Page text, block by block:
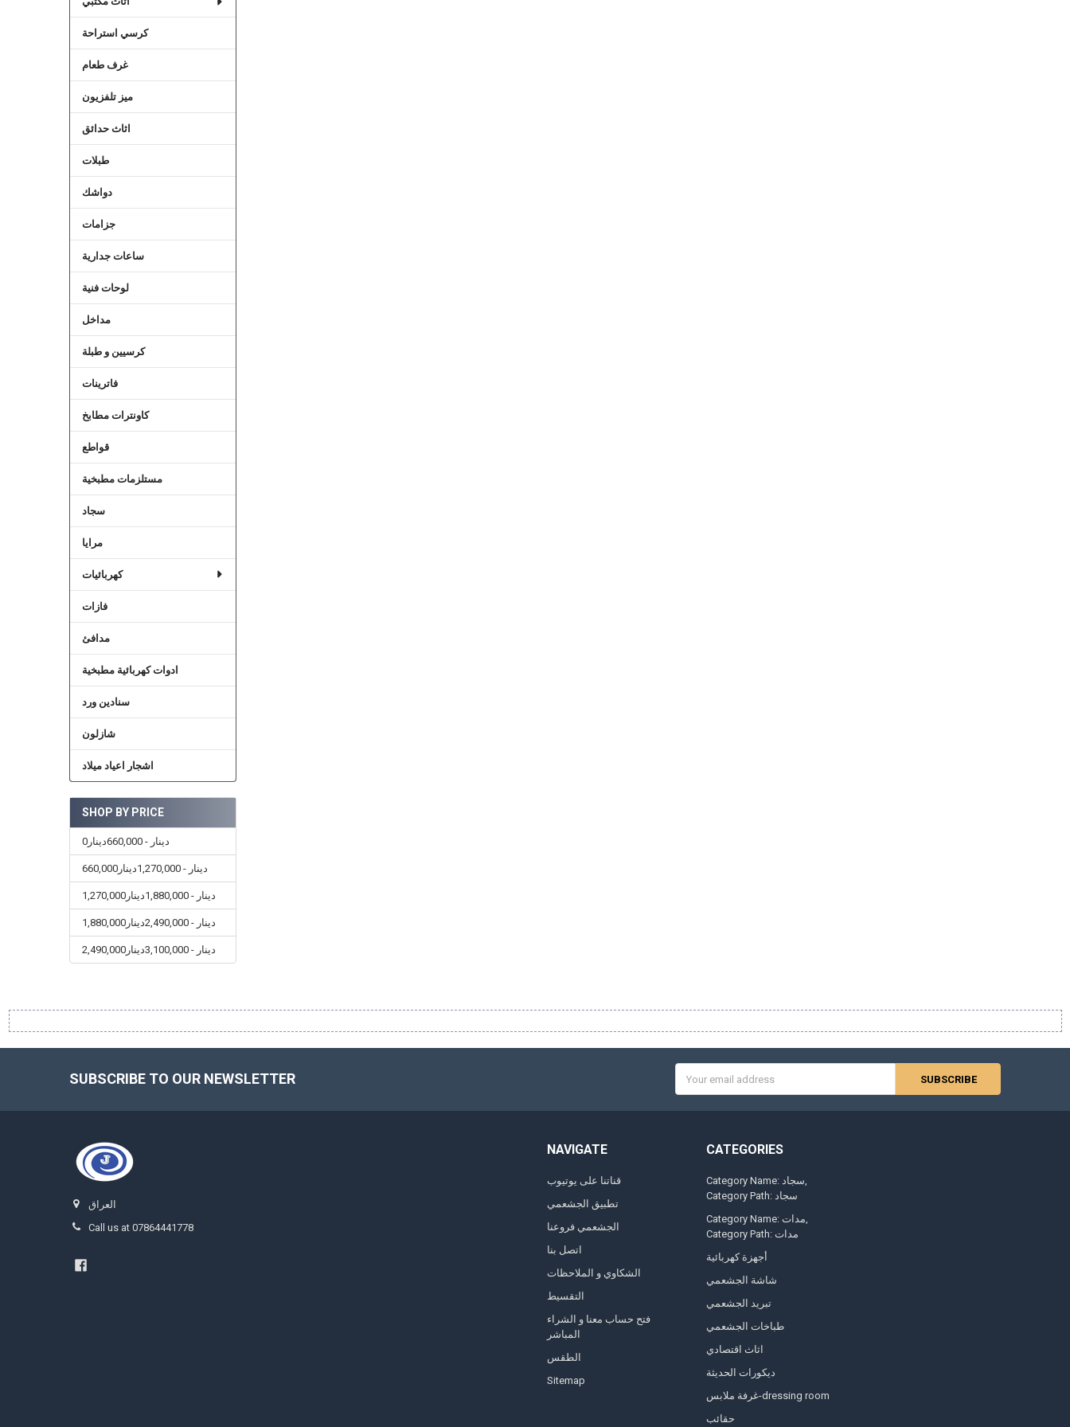
كرسي استراحة
غرف طعام
ميز تلفزيون
اثاث حدائق
طبلات
دواشك
جزامات
ساعات جدارية
لوحات فنية
مداخل
كرسيين و طبلة
فاترينات
كاونترات مطابخ
قواطع
مستلزمات مطبخية
سجاد
مرايا
كهربائيات
فازات
مدافئ
ادوات كهربائية مطبخية
سنادين ورد
شازلون
اشجار اعياد ميلاد
SHOP BY PRICE
0دينار - 660,000دينار
660,000دينار - 1,270,000دينار
1,270,000دينار - 1,880,000دينار
1,880,000دينار - 2,490,000دينار
2,490,000دينار - 3,100,000دينار
SUBSCRIBE TO OUR NEWSLETTER
Address
العراق
Call us at 07864441778
NAVIGATE
قناتنا على يوتيوب
تطبيق الجشعمي
الجشعمي فروعنا
اتصل بنا
الشكاوي و الملاحظات
التقسيط
فتح حساب معنا و الشراء
المباشر
الطقس
Sitemap
CATEGORIES
Category Name: سجاد,
Category Path: سجاد
Category Name: مدات,
Category Path: مدات
أجهزة كهربائية
شاشة الجشعمي
تبريد الجشعمي
طباخات الجشعمي
اثاث اقتصادي
ديكورات الحديثة
غرفة ملابس-dressing room
حقائب